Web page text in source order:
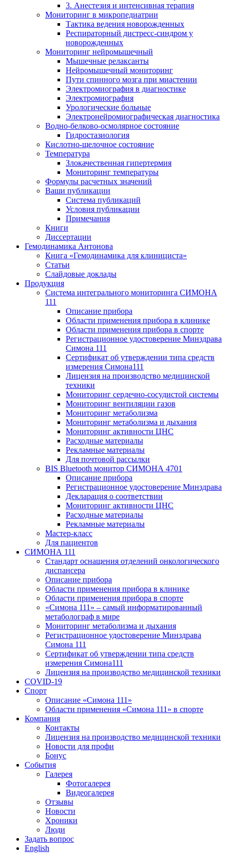
3. Анестезия и интенсивная терапия
Мониторинг в микропедиатрии
Тактика ведения новорожденных
Респираторный дистресс-синдром у
новорожденных
Мониторинг нейромышечный
Мышечные релаксанты
Нейромышечный мониторинг
Пути спинного мозга при миастении
Электромиография в диагностике
Электромиография
Урологические больные
Электронейромиографическая диагностика
Водно-белково-осмолярное состояние
Гидростазиология
Кислотно-щелочное состояние
Температура
Злокачественная гипертермия
Мониторинг температуры
Формулы расчетных значений
Ваши публикации
Система публикаций
Условия публикации
Примечания
Книги
Диссертации
Гемодинамика Антонова
Книга «Гемодинамика для клинициста»
Статьи
Слайдовые доклады
Продукция
Система интегрального мониторинга СИМОНА
111
Описание прибора
Области применения прибора в клинике
Области применения прибора в спорте
Регистрационное удостоверение Минздрава
Симона 111
Сертификат об утверждении типа средств
измерения Симона111
Лицензия на производство медицинской
техники
Мониторинг сердечно-сосудистой системы
Мониторинг вентиляции газов
Мониторинг метаболизма
Мониторинг метаболизма и дыхания
Мониторинг активности ЦНС
Расходные материалы
Рекламные материалы
Для почтовой рассылки
BIS Bluetooth монитор СИМОНА 4701
Описание прибора
Регистрационное удостоверение Минздрава
Декларация о соответствии
Мониторинг активности ЦНС
Расходные материалы
Рекламные материалы
Мастер-класс
Для пациентов
СИМОНА 111
Стандарт оснащения отделений онкологического
диспансера
Описание прибора
Области применения прибора в клинике
Области применения прибора в спорте
«Симона 111» – самый информатированный
метаболограф в мире
Мониторинг метаболизма и дыхания
Регистрационное удостоверение Минздрава
Симона 111
Сертификат об утверждении типа средств
измерения Симона111
Лицензия на производство медицинской техники
COVID-19
Спорт
Описание «Симона 111»
Области применения «Симона 111» в спорте
Компания
Контакты
Лицензия на производство медицинской техники
Новости для профи
Бонус
События
Галерея
Фотогалерея
Видеогалерея
Отзывы
Новости
Хроники
Люди
Задать вопрос
English